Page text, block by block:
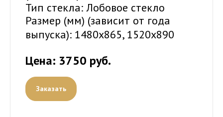
Тип стекла: Лобовое стекло
Размер (мм) (зависит от года
выпуска): 1480х865, 1520х890
Цена: 3750 руб.
Заказать